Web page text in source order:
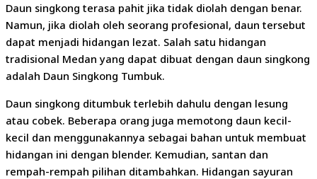
Daun singkong terasa pahit jika tidak diolah dengan benar.
Namun, jika diolah oleh seorang profesional, daun tersebut
dapat menjadi hidangan lezat. Salah satu hidangan
tradisional Medan yang dapat dibuat dengan daun singkong
adalah Daun Singkong Tumbuk.
Daun singkong ditumbuk terlebih dahulu dengan lesung
atau cobek. Beberapa orang juga memotong daun kecil-
kecil dan menggunakannya sebagai bahan untuk membuat
hidangan ini dengan blender. Kemudian, santan dan
rempah-rempah pilihan ditambahkan. Hidangan sayuran